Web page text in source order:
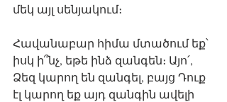
մեկ այլ սենյակում։
Հավանաբար հիմա մտածում եք՝
իսկ ի՞նչ, եթե ինձ զանգեն։ Այո՛,
Ձեզ կարող են զանգել, բայց Դուք
էլ կարող եք այդ զանգին ավելի